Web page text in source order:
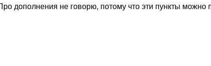
дополнения не говорю, потому что эти пункты